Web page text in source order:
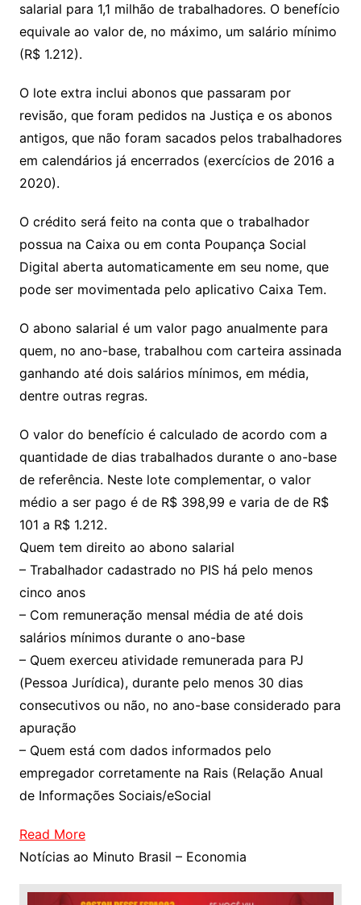
salarial para 1,1 milhão de trabalhadores. O benefício
equivale ao valor de, no máximo, um salário mínimo
(R$ 1.212).
O lote extra inclui abonos que passaram por
revisão, que foram pedidos na Justiça e os abonos
antigos, que não foram sacados pelos trabalhadores
em calendários já encerrados (exercícios de 2016 a
2020).
O crédito será feito na conta que o trabalhador
possua na Caixa ou em conta Poupança Social
Digital aberta automaticamente em seu nome, que
pode ser movimentada pelo aplicativo Caixa Tem.
O abono salarial é um valor pago anualmente para
quem, no ano-base, trabalhou com carteira assinada
ganhando até dois salários mínimos, em média,
dentre outras regras.
O valor do benefício é calculado de acordo com a
quantidade de dias trabalhados durante o ano-base
de referência. Neste lote complementar, o valor
médio a ser pago é de R$ 398,99 e varia de de R$
101 a R$ 1.212.
Quem tem direito ao abono salarial
– Trabalhador cadastrado no PIS há pelo menos
cinco anos
– Com remuneração mensal média de até dois
salários mínimos durante o ano-base
– Quem exerceu atividade remunerada para PJ
(Pessoa Jurídica), durante pelo menos 30 dias
consecutivos ou não, no ano-base considerado para
apuração
– Quem está com dados informados pelo
empregador corretamente na Rais (Relação Anual
de Informações Sociais/eSocial
Read More
Notícias ao Minuto Brasil – Economia